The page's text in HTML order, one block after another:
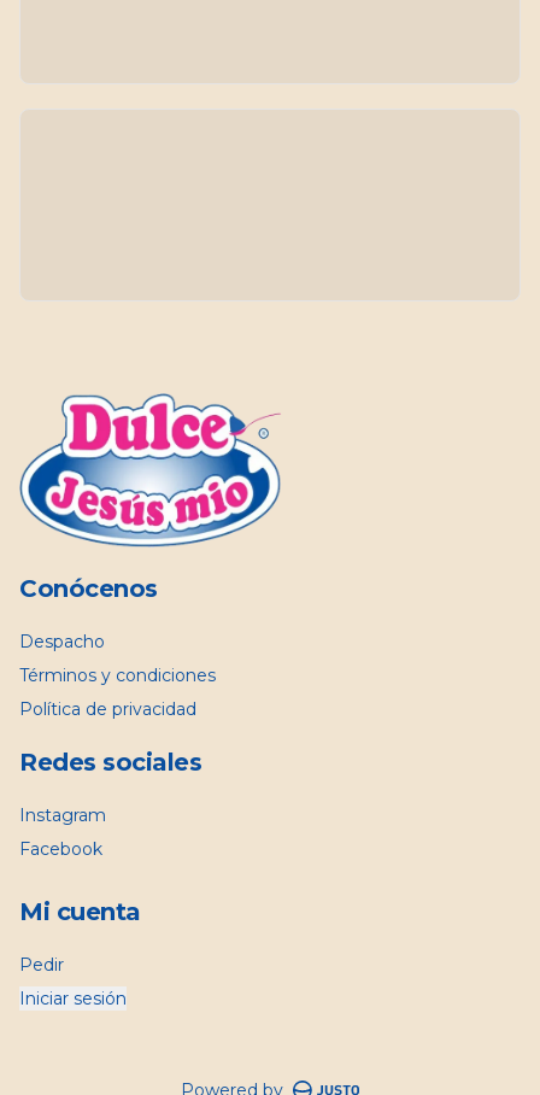
Conócenos
Despacho
Términos y condiciones
Política de privacidad
Redes sociales
Instagram
Facebook
Mi cuenta
Pedir
Iniciar sesión
Powered by